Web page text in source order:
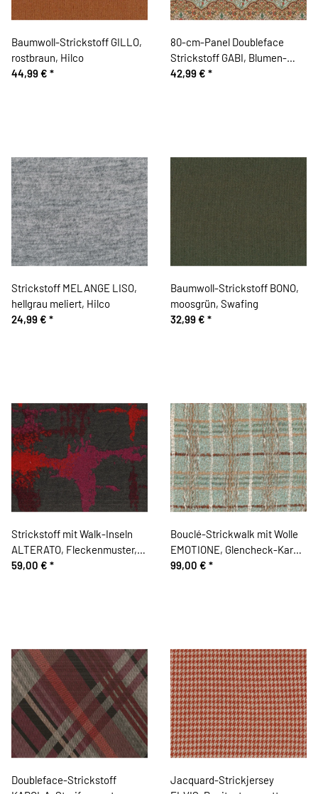
Baumwoll-Strickstoff GILLO,
rostbraun, Hilco
44,99 € *
80-cm-Panel Doubleface
Strickstoff GABI, Blumen-
Ornament, Hilco
42,99 € *
Strickstoff MELANGE LISO,
hellgrau meliert, Hilco
24,99 € *
Baumwoll-Strickstoff BONO,
moosgrün, Swafing
32,99 € *
Strickstoff mit Walk-Inseln
ALTERATO, Fleckenmuster,
dunkelgrau-rot-fuchsia, Hilco
59,00 € *
Bouclé-Strickwalk mit Wolle
EMOTIONE, Glencheck-Karo,
mintgrün, Hilco
99,00 € *
Doubleface-Strickstoff
Jacquard-Strickjersey